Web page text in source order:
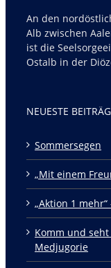
An den
Alb zwischen
ist die
Ostalb in der
NEUESTE
Sommersegen
„Mit einem
„Aktion 1
Komm und
Medjugorie